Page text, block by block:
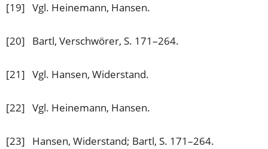
[19] Vgl. Heinemann, Hansen.
[20] Bartl, Verschwörer, S. 171–264.
[21] Vgl. Hansen, Widerstand.
[22] Vgl. Heinemann, Hansen.
[23] Hansen, Widerstand; Bartl, S. 171–264.